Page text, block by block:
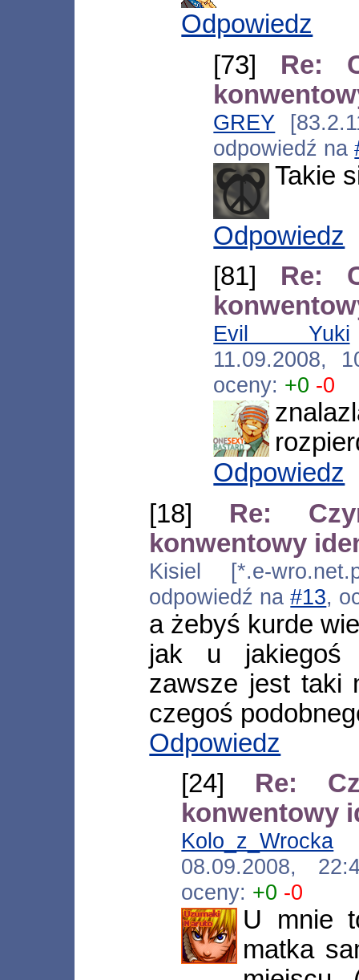
Odpowiedz
[73] Re:
GREY
odpowiedź na
Takie
Odpowiedz
[81] Re:
Evil Yuki
11.09.2008,
oceny: +0 -0
Odpowiedz
[18] Re:
konwentowy
Kisiel [*.e-
odpowiedź na#13,
a żebyś kurde
jak u jakiegoś
zawsze jest taki
czegoś
Odpowiedz
[24] Re:
konwentowy
Kolo_z_Wrocka
08.09.2008,
oceny: +0 -0
U mnie
matka